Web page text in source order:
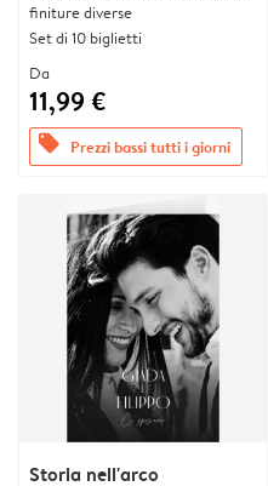
finiture diverse
Set di 10 biglietti
Da
11,99 €
offers Prezzi bassi tutti i giorni
Storia nell'arco